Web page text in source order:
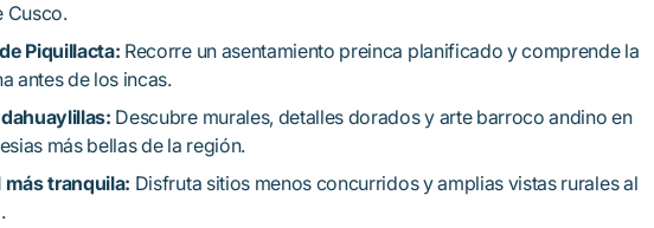
Cusco.
Piquillacta: Recorre un asentamiento preinca planificado y comprende la
antes de los incas.
Descubre murales, detalles dorados y arte barroco andino en
más bellas de la región.
tranquila: Disfruta sitios menos concurridos y amplias vistas rurales al